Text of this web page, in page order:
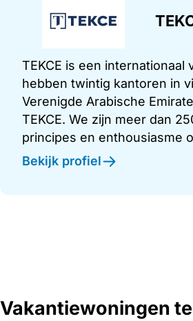
TEKCE is een
hebben twintig kantoren in
Verenigde Arabische
TEKCE. We zijn meer dan
principes en enthousiasme
Bekijk profiel
Vakantiewoningen